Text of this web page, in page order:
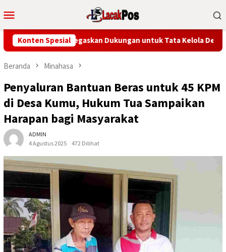
ke
Mobile
Konten Spesial
Tegaskan Dukungan untuk Tata Kelola Desa
Beranda Minahasa
Penyaluran Bantuan Beras untuk 45 KPM
di Desa Kumu, Hukum Tua Sampaikan
Harapan bagi Masyarakat
ADMIN
4 Agustus 2025
472 Dilihat